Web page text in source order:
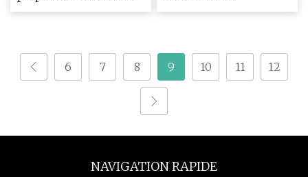
«Murder & Mayhem
6 7 8 9 10 11 12
NAVIGATION RAPIDE